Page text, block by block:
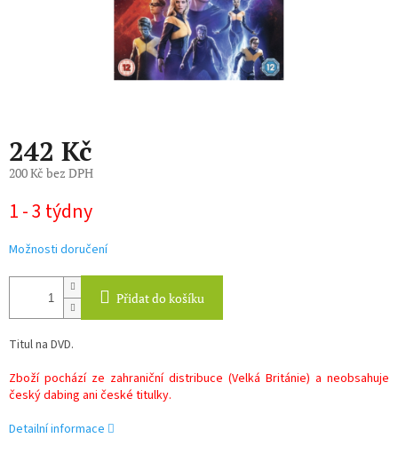
242 Kč
200 Kč bez DPH
cena:
1 - 3 týdny
Možnosti doručení
Přidat do košíku
Titul na DVD.
Zboží pochází ze zahraniční distribuce (Velká Británie) a neobsahuje
český dabing ani české titulky.
Detailní informace